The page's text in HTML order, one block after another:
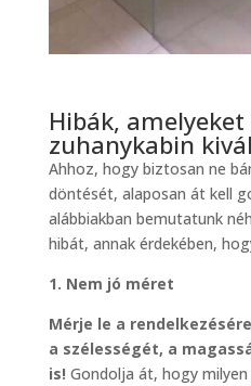
Hibák,
zuhanykabin
Ahhoz, hogy biztosan ne
döntését, alaposan át kell
alábbiakban bemutatunk
hibát, annak érdekében,
1. Nem jó méret
Mérje le a
a szélességét, a
is! Gondolja át, hogy